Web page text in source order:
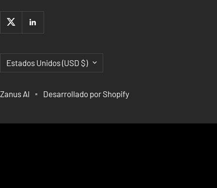
País/región
Estados Unidos (USD $)
Zanus AI Desarrollado por Shopify